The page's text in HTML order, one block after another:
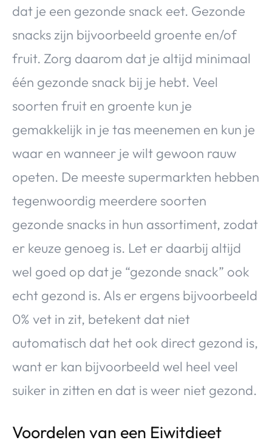
dat je een gezonde snack eet. Gezonde
snacks zijn bijvoorbeeld groente en/of
fruit. Zorg daarom dat je altijd minimaal
één gezonde snack bij je hebt. Veel
soorten fruit en groente kun je
gemakkelijk in je tas meenemen en kun je
waar en wanneer je wilt gewoon rauw
opeten. De meeste supermarkten hebben
tegenwoordig meerdere soorten
gezonde snacks in hun assortiment, zodat
er keuze genoeg is. Let er daarbij altijd
wel goed op dat je “gezonde snack” ook
echt gezond is. Als er ergens bijvoorbeeld
0% vet in zit, betekent dat niet
automatisch dat het ook direct gezond is,
want er kan bijvoorbeeld wel heel veel
suiker in zitten en dat is weer niet gezond.
Voordelen van een Eiwitdieet